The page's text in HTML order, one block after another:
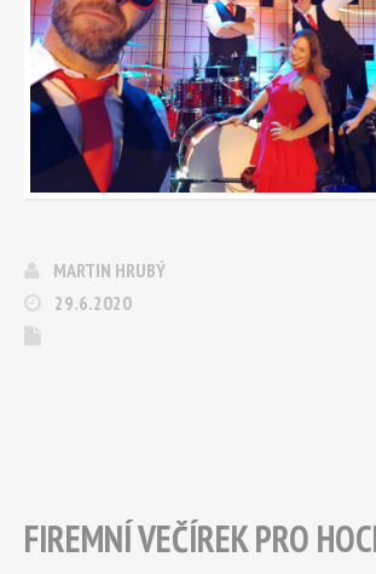
MARTIN HRUBÝ
29.6.2020
FIREMNÍ VEČÍREK PRO